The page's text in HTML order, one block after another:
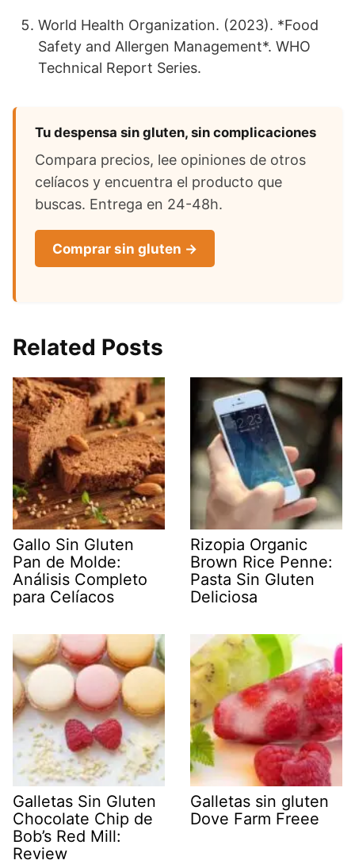
World Health Organization. (2023). *Food
Safety and Allergen Management*. WHO
Technical Report Series.
Tu despensa sin gluten, sin complicaciones
Compara precios, lee opiniones de otros
celíacos y encuentra el producto que
buscas. Entrega en 24-48h.
Comprar sin gluten →
Related Posts
Gallo Sin Gluten
Pan de Molde:
Análisis Completo
para Celíacos
Rizopia Organic
Brown Rice Penne:
Pasta Sin Gluten
Deliciosa
Galletas Sin Gluten
Chocolate Chip de
Bob’s Red Mill:
Review
Galletas sin gluten
Dove Farm Freee